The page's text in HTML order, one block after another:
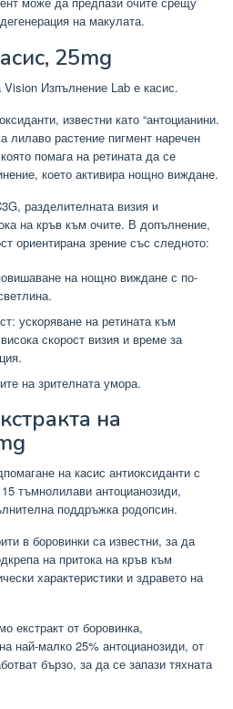
на макулата.
25mg
Изпълнение Lab е касис.
известни като “антоцианини.
лилаво растение пигмент наречен
помага на ретината да се
което активира нощно виждане.
разделителната визия и
на кръв към очите. В допълнение,
ориентирана зрение със следното:
на нощно виждане с по-
ускоряване на ретината към
скорост визия и време за
на зрителната умора.
на
на касис антиоксиданти с
тъмнолилави антоцианозиди,
поддръжка родопсин.
в боровинки са известни, за да
на притока на кръв към
характеристики и здравето на
екстракт от боровинка,
най-малко 25% антоцианозиди, от
бързо, за да се запази тяхната